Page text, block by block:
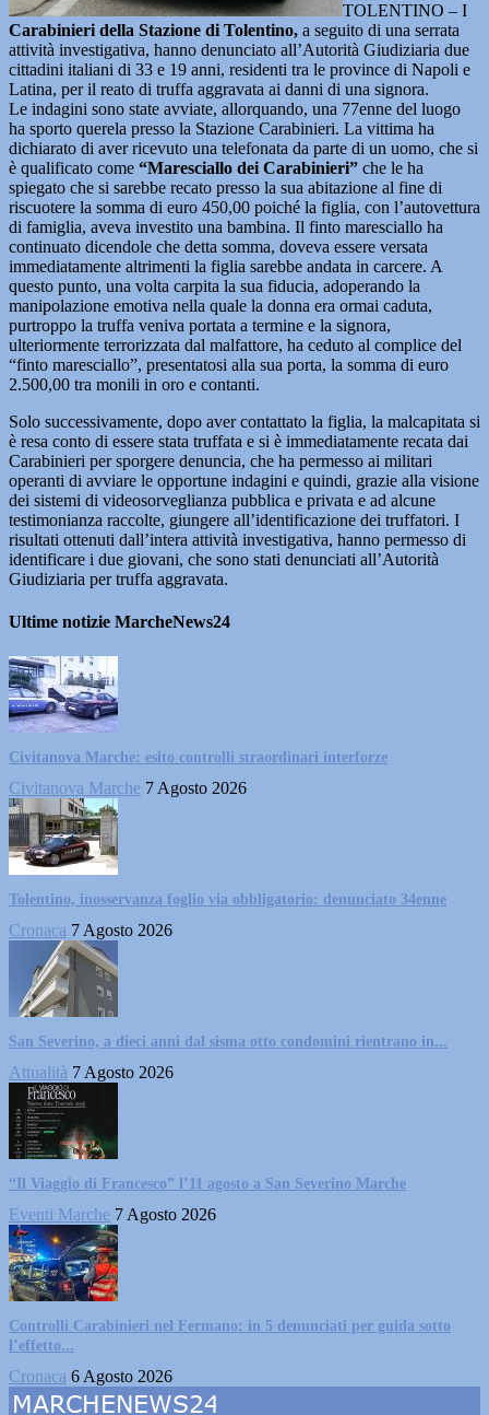
TOLENTINO – I
Carabinieri della Stazione di Tolentino, a seguito di una serrata
attività investigativa, hanno denunciato all’Autorità Giudiziaria due
cittadini italiani di 33 e 19 anni, residenti tra le province di Napoli e
Latina, per il reato di truffa aggravata ai danni di una signora.
Le indagini sono state avviate, allorquando, una 77enne del luogo
ha sporto querela presso la Stazione Carabinieri. La vittima ha
dichiarato di aver ricevuto una telefonata da parte di un uomo, che si
è qualificato come “Maresciallo dei Carabinieri” che le ha
spiegato che si sarebbe recato presso la sua abitazione al fine di
riscuotere la somma di euro 450,00 poiché la figlia, con l’autovettura
di famiglia, aveva investito una bambina. Il finto maresciallo ha
continuato dicendole che detta somma, doveva essere versata
immediatamente altrimenti la figlia sarebbe andata in carcere. A
questo punto, una volta carpita la sua fiducia, adoperando la
manipolazione emotiva nella quale la donna era ormai caduta,
purtroppo la truffa veniva portata a termine e la signora,
ulteriormente terrorizzata dal malfattore, ha ceduto al complice del
“finto maresciallo”, presentatosi alla sua porta, la somma di euro
2.500,00 tra monili in oro e contanti.
Solo successivamente, dopo aver contattato la figlia, la malcapitata si
è resa conto di essere stata truffata e si è immediatamente recata dai
Carabinieri per sporgere denuncia, che ha permesso ai militari
operanti di avviare le opportune indagini e quindi, grazie alla visione
dei sistemi di videosorveglianza pubblica e privata e ad alcune
testimonianza raccolte, giungere all’identificazione dei truffatori. I
risultati ottenuti dall’intera attività investigativa, hanno permesso di
identificare i due giovani, che sono stati denunciati all’Autorità
Giudiziaria per truffa aggravata.
Ultime notizie MarcheNews24
Civitanova Marche: esito controlli straordinari interforze
Civitanova Marche 7 Agosto 2026
Tolentino, inosservanza foglio via obbligatorio: denunciato 34enne
Cronaca 7 Agosto 2026
San Severino, a dieci anni dal sisma otto condomini rientrano in...
Attualità 7 Agosto 2026
“Il Viaggio di Francesco” l’11 agosto a San Severino Marche
Eventi Marche 7 Agosto 2026
Controlli Carabinieri nel Fermano: in 5 denunciati per guida sotto
l’effetto...
Cronaca 6 Agosto 2026